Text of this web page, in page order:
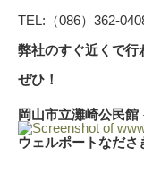
TEL:（086）362-
弊社のすぐ近くで行
ぜひ！
岡山市立灘崎公民館
ウェルポートなださ